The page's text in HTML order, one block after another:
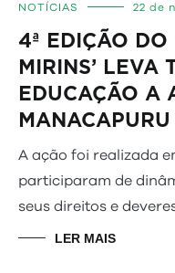
NOTÍCIAS 22 de
4ª EDIÇÃO DO
MIRINS’ LEVA
EDUCAÇÃO A
MANACAPURU
A ação foi realizada
participaram de
seus direitos e
LER MAIS